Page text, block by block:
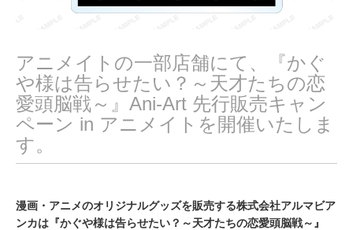
アニメイトの一部店舗にて、『かぐ
や様は告らせたい？～天才たちの恋
愛頭脳戦～』Ani-Art 先行販売キャン
ペーン in アニメイトを開催いたしま
す。
漫画・アニメのオリジナルグッズを販売する株式会社アルマビア
ンカは『かぐや様は告らせたい？～天才たちの恋愛頭脳戦～』